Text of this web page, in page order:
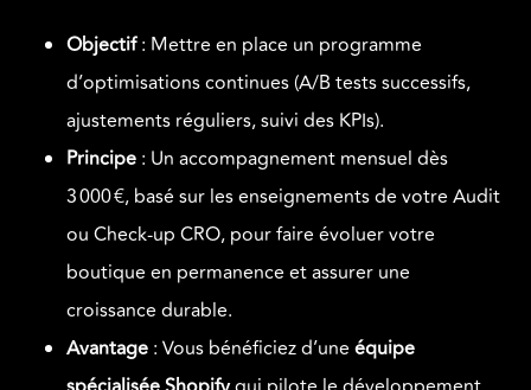
Objectif: Mettre en place un programme
d’optimisations continues (A/B tests successifs,
ajustements réguliers, suivi des KPIs).
Principe : Un accompagnement mensuel dès
3 000 €, basé sur les enseignements de votre Audit
ou Check-up CRO, pour faire évoluer votre
boutique en permanence et assurer une
croissance durable.
Avantage : Vous bénéficiez d’une équipe